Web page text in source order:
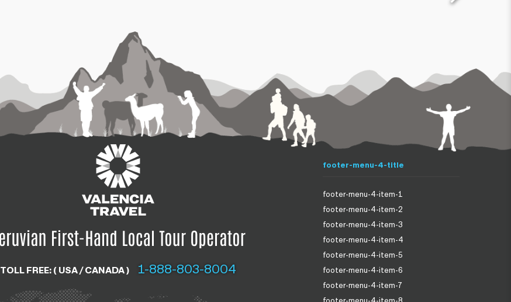
TOLL FREE: ( USA / CANADA ) 1-888-803-8004
footer-menu-4-title
footer-menu-4-item-1
footer-menu-4-item-2
footer-menu-4-item-3
footer-menu-4-item-4
footer-menu-4-item-5
footer-menu-4-item-6
footer-menu-4-item-7